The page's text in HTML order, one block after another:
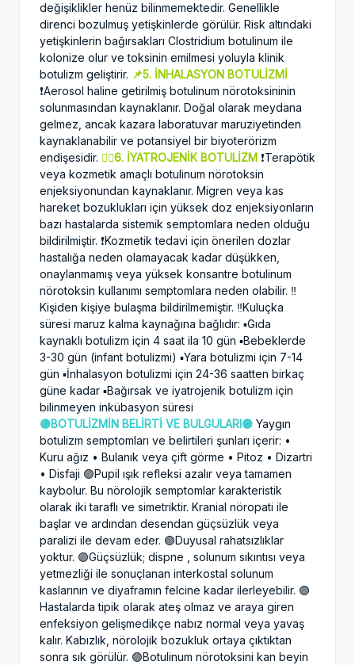
değişiklikler henüz bilinmemektedir. Genellikle
direnci bozulmuş yetişkinlerde görülür. Risk altındaki
yetişkinlerin bağırsakları Clostridium botulinum ile
kolonize olur ve toksinin emilmesi yoluyla klinik
botulizm geliştirir. 📌5. İNHALASYON BOTULİZMİ
❗️Aerosol haline getirilmiş botulinum nörotoksininin
solunmasından kaynaklanır. Doğal olarak meydana
gelmez, ancak kazara laboratuvar maruziyetinden
kaynaklanabilir ve potansiyel bir biyoterörizm
endişesidir. 💁‍♀️6. İYATROJENİK BOTULİZM ❗️Terapötik
veya kozmetik amaçlı botulinum nörotoksin
enjeksiyonundan kaynaklanır. Migren veya kas
hareket bozuklukları için yüksek doz enjeksiyonların
bazı hastalarda sistemik semptomlara neden olduğu
bildirilmiştir. ❗️Kozmetik tedavi için önerilen dozlar
hastalığa neden olamayacak kadar düşükken,
onaylanmamış veya yüksek konsantre botulinum
nörotoksin kullanımı semptomlara neden olabilir. ‼️
Kişiden kişiye bulaşma bildirilmemiştir. ‼️Kuluçka
süresi maruz kalma kaynağına bağlıdır: ▪️Gıda
kaynaklı botulizm için 4 saat ila 10 gün ▪️Bebeklerde
3-30 gün (infant botulizmi) ▪️Yara botulizmi için 7-14
gün ▪️İnhalasyon botulizmi için 24-36 saatten birkaç
güne kadar ▪️Bağırsak ve iyatrojenik botulizm için
bilinmeyen inkübasyon süresi
🟣BOTULİZMİN BELİRTİ VE BULGULARI🟣 Yaygın
botulizm semptomları ve belirtileri şunları içerir: •
Kuru ağız • Bulanık veya çift görme • Pitoz • Dizartri
• Disfaji 🟣Pupil ışık refleksi azalır veya tamamen
kaybolur. Bu nörolojik semptomlar karakteristik
olarak iki taraflı ve simetriktir. Kranial nöropati ile
başlar ve ardından desendan güçsüzlük veya
paralizi ile devam eder. 🟣Duyusal rahatsızlıklar
yoktur. 🟣Güçsüzlük; dispne , solunum sıkıntısı veya
yetmezliği ile sonuçlanan interkostal solunum
kaslarının ve diyaframın felcine kadar ilerleyebilir. 🟣
Hastalarda tipik olarak ateş olmaz ve araya giren
enfeksiyon gelişmedikçe nabız normal veya yavaş
kalır. Kabızlık, nörolojik bozukluk ortaya çıktıktan
sonra sık görülür. 🟣Botulinum nörotoksini kan beyin